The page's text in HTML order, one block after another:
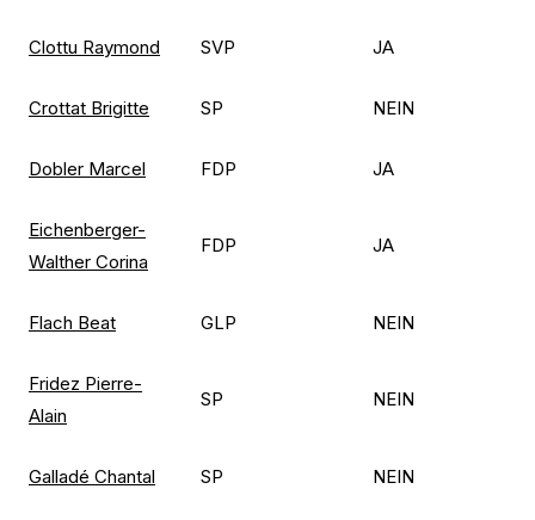
Clottu Raymond SVP JA
Crottat Brigitte SP NEIN
Dobler Marcel FDP JA
Eichenberger-
Walther Corina
FDP JA
Flach Beat GLP NEIN
Fridez Pierre-
Alain
SP NEIN
Galladé Chantal SP NEIN